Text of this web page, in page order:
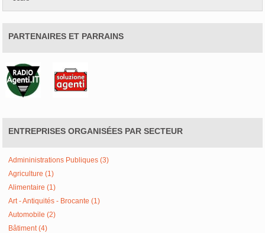
PARTENAIRES ET PARRAINS
ENTREPRISES ORGANISÉES PAR SECTEUR
Admininistrations Publiques (3)
Agriculture (1)
Alimentaire (1)
Art - Antiquités - Brocante (1)
Automobile (2)
Bâtiment (4)